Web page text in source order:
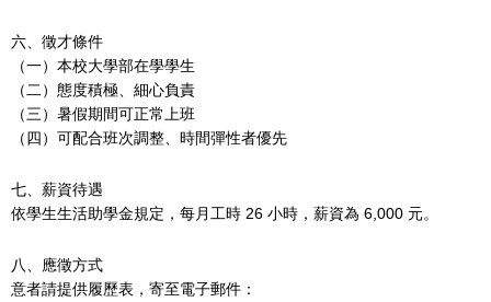
六、徵才條件
（一）本校大學部在學學生
（二）態度積極、細心負責
（三）暑假期間可正常上班
（四）可配合班次調整、時間彈性者優先
七、薪資待遇
依學生生活助學金規定，每月工時 26 小時，薪資為 6,000 元。
八、應徵方式
意者請提供履歷表，寄至電子郵件：